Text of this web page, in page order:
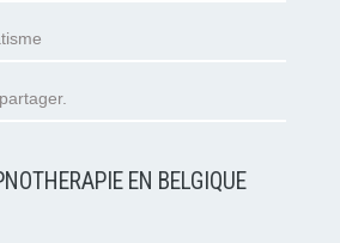
EN BELGIQUE